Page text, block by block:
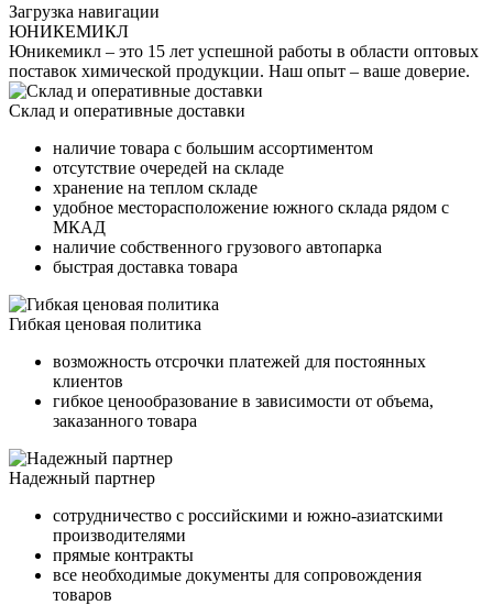
Загрузка навигации
ЮНИКЕМИКЛ
Юникемикл – это 15 лет успешной работы в области оптовых
поставок химической продукции. Наш опыт – ваше доверие.
Склад и оперативные доставки
наличие товара с большим ассортиментом
отсутствие очередей на складе
хранение на теплом складе
удобное месторасположение южного склада рядом с
МКАД
наличие собственного грузового автопарка
быстрая доставка товара
Гибкая ценовая политика
возможность отсрочки платежей для постоянных
клиентов
гибкое ценообразование в зависимости от объема,
заказанного товара
Надежный партнер
сотрудничество с российскими и южно-азиатскими
производителями
прямые контракты
все необходимые документы для сопровождения
товаров